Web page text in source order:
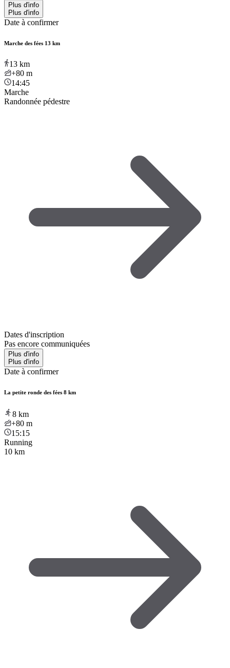
Plus d'info
Plus d'info
Date à confirmer
Marche des fées 13 km
13 km
+80 m
14:45
Marche
Randonnée pédestre
Dates d'inscription
Pas encore communiquées
Plus d'info
Plus d'info
Date à confirmer
La petite ronde des fées 8 km
8 km
+80 m
15:15
Running
10 km